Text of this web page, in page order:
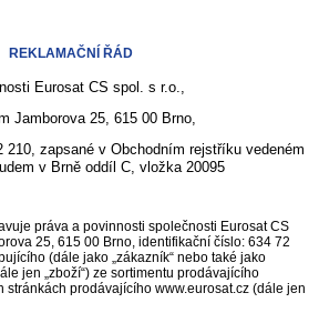
REKLAMAČNÍ ŘÁD
Eurosat CS spol. s r.o.,
Jamborova 25, 615 00 Brno,
zapsané v Obchodním rejstříku vedeném
v Brně oddíl C, vložka 20095
práva a povinnosti společnosti Eurosat CS
25, 615 00 Brno, identifikační číslo: 634 72
(dále jako „zákazník“ nebo také jako
jen „zboží“) ze sortimentu prodávajícího
stránkách prodávajícího www.eurosat.cz (dále jen